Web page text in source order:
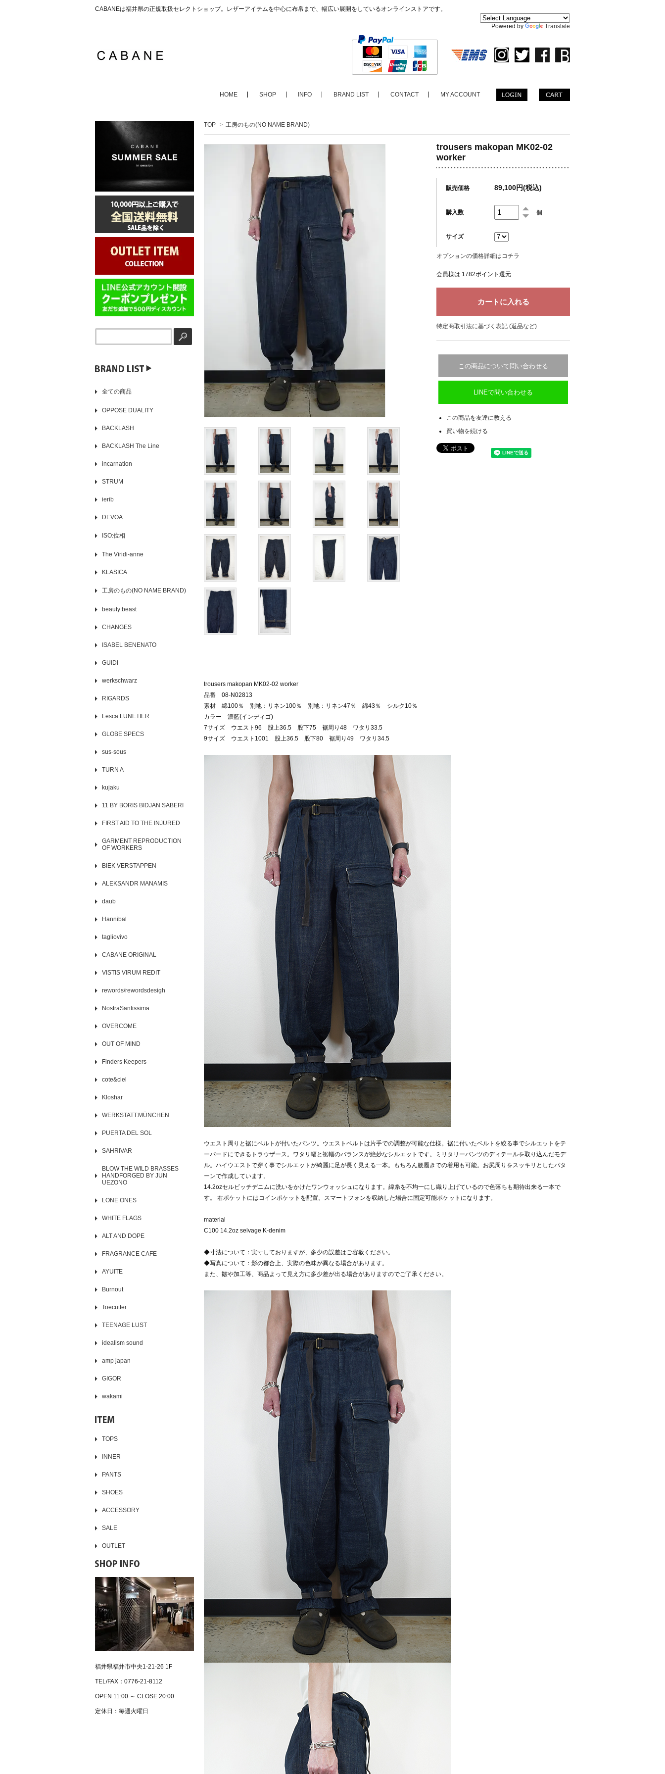
CABANEは福井県の正規取扱セレクトショップ。レザーアイテムを中心に布帛まで、幅広い展開をしているオンラインストアです。
Powered by Translate
HOME SHOP INFO BRAND LIST CONTACT MY ACCOUNT
TOP > 工房のもの(NO NAME BRAND)
trousers makopan MK02-02
worker
販売価格 89,100円(税込)
購入数 個
サイズ
オプションの価格詳細はコチラ
会員様は 1782ポイント還元
特定商取引法に基づく表記 (返品など)
この商品について問い合わせる
LINEで問い合わせる
この商品を友達に教える
買い物を続ける
trousers makopan MK02-02 worker
品番 08-N02813
素材 綿100％ 別地：リネン100％ 別地：リネン47％ 綿43％ シルク10％
カラー 濃藍(インディゴ)
7サイズ ウエスト96 股上36.5 股下75 裾周り48 ワタリ33.5
9サイズ ウエスト1001 股上36.5 股下80 裾周り49 ワタリ34.5
ウエスト周りと裾にベルトが付いたパンツ。ウエストベルトは片手での調整が可能な仕様。裾に付いたベルトを絞る事でシルエットをテ
ーパードにできるトラウザース。ワタリ幅と裾幅のバランスが絶妙なシルエットです。ミリタリーパンツのディテールを取り込んだモデ
ル。ハイウエストで穿く事でシルエットが綺麗に足が長く見える一本。もちろん腰履きでの着用も可能。お尻周りをスッキリとしたパタ
ーンで作成しています。
14.2ozセルビッチデニムに洗いをかけたワンウォッシュになります。緯糸を不均一にし織り上げているので色落ちも期待出来る一本で
す。 右ポケットにはコインポケットを配置。スマートフォンを収納した場合に固定可能ポケットになります。
material
C100 14.2oz selvage K-denim
◆寸法について：実寸しておりますが、多少の誤差はご容赦ください。
◆写真について：影の都合上、実際の色味が異なる場合があります。
また、皺や加工等、商品よって見え方に多少差が出る場合がありますのでご了承ください。
▶️
全ての商品
OPPOSE DUALITY
BACKLASH
BACKLASH The Line
incarnation
STRUM
ierib
DEVOA
ISO:位相
The Viridi-anne
KLASICA
工房のもの(NO NAME BRAND)
beauty:beast
CHANGES
ISABEL BENENATO
GUIDI
werkschwarz
RIGARDS
Lesca LUNETIER
GLOBE SPECS
sus-sous
TURN A
kujaku
11 BY BORIS BIDJAN SABERI
FIRST AID TO THE INJURED
GARMENT REPRODUCTION
OF WORKERS
BIEK VERSTAPPEN
ALEKSANDR MANAMIS
daub
Hannibal
tagliovivo
CABANE ORIGINAL
VISTIS VIRUM REDIT
rewords/rewordsdesigh
NostraSantissima
OVERCOME
OUT OF MIND
Finders Keepers
cote&ciel
Kloshar
WERKSTATT:MÜNCHEN
PUERTA DEL SOL
SAHRIVAR
BLOW THE WILD BRASSES
HANDFORGED BY JUN
UEZONO
LONE ONES
WHITE FLAGS
ALT AND DOPE
FRAGRANCE CAFE
AYUITE
Burnout
Toecutter
TEENAGE LUST
idealism sound
amp japan
GIGOR
wakami
TOPS
INNER
PANTS
SHOES
ACCESSORY
SALE
OUTLET
福井県福井市中央1-21-26 1F
TEL/FAX：0776-21-8112
OPEN 11:00 ～ CLOSE 20:00
定休日：毎週火曜日